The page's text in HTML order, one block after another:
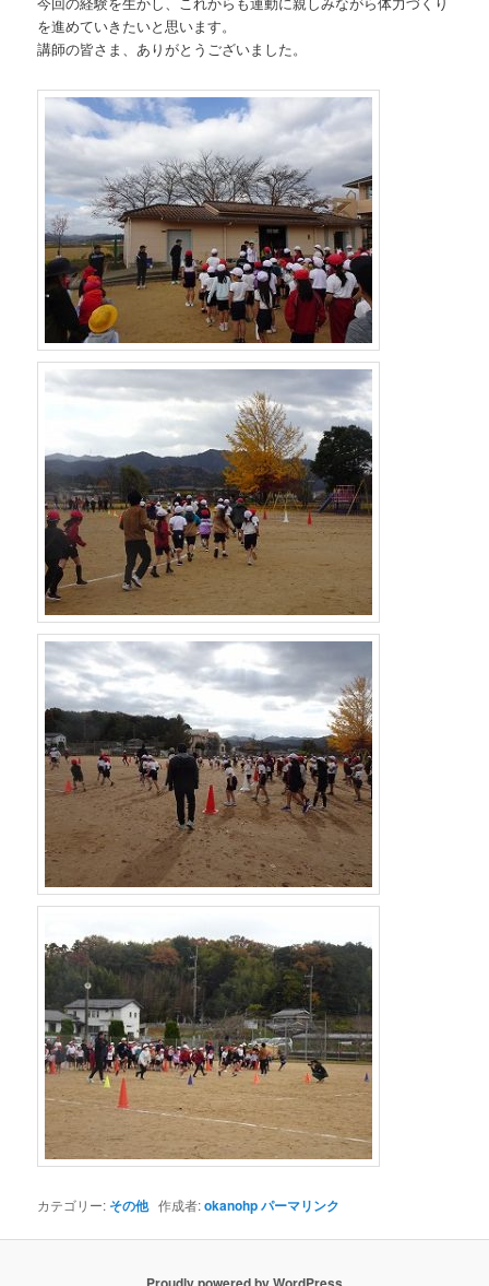
を進めていきたいと思います。
講師の皆さま、ありがとうございました。
カテゴリー: その他作成者:okanohpパーマリンク